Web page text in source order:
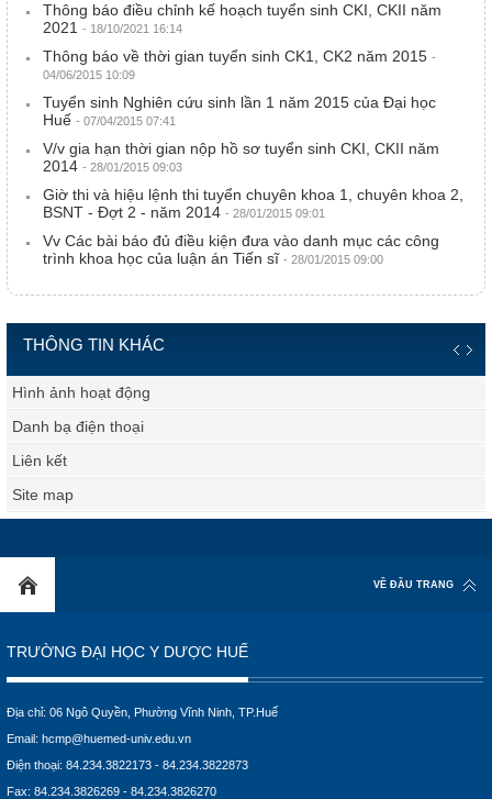
Thông báo điều chỉnh kế hoạch tuyển sinh CKI, CKII năm
2021 - 18/10/2021 16:14
Thông báo về thời gian tuyển sinh CK1, CK2 năm 2015 -
04/06/2015 10:09
Tuyển sinh Nghiên cứu sinh lần 1 năm 2015 của Đại học
Huế - 07/04/2015 07:41
V/v gia hạn thời gian nộp hồ sơ tuyển sinh CKI, CKII năm
2014 - 28/01/2015 09:03
Giờ thi và hiệu lệnh thi tuyển chuyên khoa 1, chuyên khoa 2,
BSNT - Đợt 2 - năm 2014 - 28/01/2015 09:01
Vv Các bài báo đủ điều kiện đưa vào danh mục các công
trình khoa học của luận án Tiến sĩ - 28/01/2015 09:00
THÔNG TIN KHÁC
Hình ảnh hoạt động
Danh bạ điện thoại
Liên kết
Site map
VỀ ĐẦU TRANG
TRƯỜNG ĐẠI HỌC Y DƯỢC HUẾ
Địa chỉ: 06 Ngô Quyền, Phường Vĩnh Ninh, TP.Huế
Email: hcmp@huemed-univ.edu.vn
Điện thoại: 84.234.3822173 - 84.234.3822873
Fax: 84.234.3826269 - 84.234.3826270